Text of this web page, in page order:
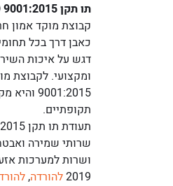
תו תקן ISO 9001:2015
קבוצת מוקד אמון
כאבן דרך בכל
דגש על איכות
9001:2015
תקופתיים.
שרותי שמירה
ושרות למערכות
2019להורדה,